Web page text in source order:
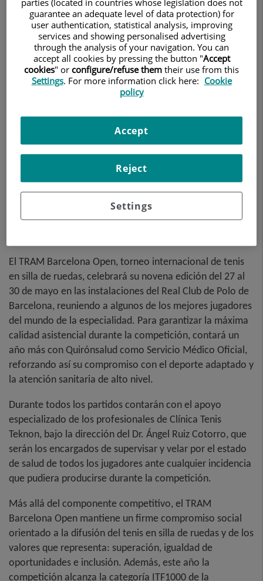
los mejores jugadores del mundo, del
27 al 30 de mayo
25 de mayo de 2026 QUIRÓNSALUD
El TRAM Barcelona Open, torneo internacional de tenis
en silla de ruedas, celebrará su novena edición del 27 al
30 de mayo en las instalaciones del Real Club de Polo de
Barcelona, reuniendo a algunos de los mejores jugadores
del mundo de la especialidad. Para garantizar la máxima
calidad asistencial durante la competición, contará un
año más con Quirónsalud como Servicio Médico Oficial,
reforzando así su compromiso con el deporte adaptado y
la atención sanitaria de alto nivel.
Durante todos los partidos contarán con el apoyo
especializado de los profesionales de Clínica Tenis
Teknon, bajo la dirección del Dr. Ángel Ruiz Cotorro, que
serán los encargados de supervisar y velar por el estado
de salud de todos los jugadores ante cualquier incidencia
que pudiera producirse durante la competición.
Más allá del componente competitivo, el TRAM
Barcelona Open mantiene un firme compromiso social
orientado a la difusión del tenis en silla de ruedas y de los
valores que representa: superación, igualdad de
oportunidades e inclusión. Además, este año la
competición alcanza la categoría ITF1000 de la
guarantee an adequate level of data protection) for
user authentication, statistical analysis, improving
services and showing personalised advertising
through the analysis of your navigation. You can
accept all cookies by pressing the button "Accept
cookies" or configure/refuse them their use from this
Settings. For more information click here: Cookie
policy
Settings
Reject
Accept